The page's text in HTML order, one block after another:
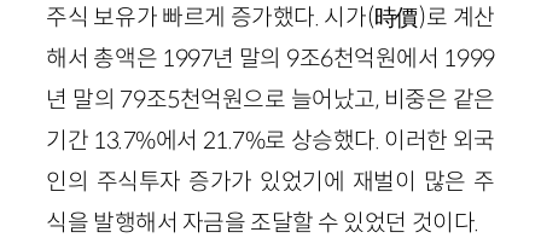
주식 보유가 빠르게 증가했다. 시가(時價)로 계산
해서 총액은 1997년 말의 9조6천억원에서 1999
년 말의 79조5천억원으로 늘어났고, 비중은 같은
기간 13.7%에서 21.7%로 상승했다. 이러한 외국
인의 주식투자 증가가 있었기에 재벌이 많은 주
식을 발행해서 자금을 조달할 수 있었던 것이다.